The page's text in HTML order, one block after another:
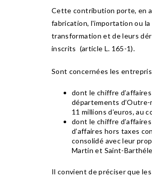
Cette contribution porte, en
fabrication, l'importation ou la
transformation et de leurs
inscrits (article L. 165-1).
Sont concernées les
dont le chiffre
départements
11 millions d’euros, au
dont le chiffre
d’affaires hors taxes
consolidé avec leur
Martin et Saint-
Il convient de préciser que